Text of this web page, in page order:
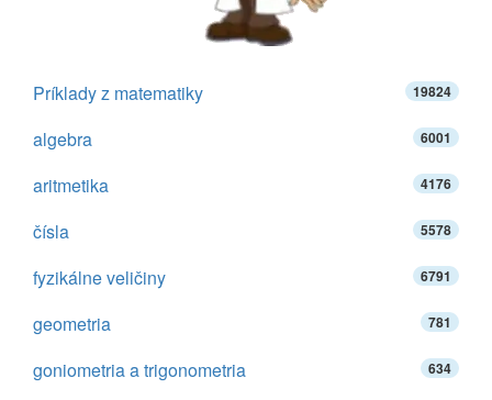
Príklady z matematiky 19824
algebra 6001
aritmetika 4176
čísla 5578
fyzikálne veličiny 6791
geometria 781
goniometria a trigonometria 634